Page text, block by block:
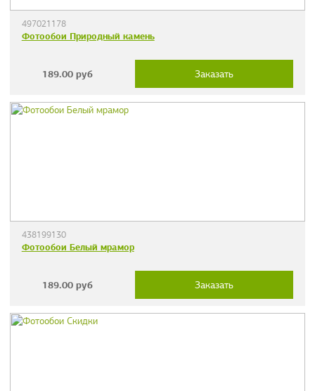
497021178
Фотообои Природный камень
189.00 руб Заказать
438199130
Фотообои Белый мрамор
189.00 руб Заказать